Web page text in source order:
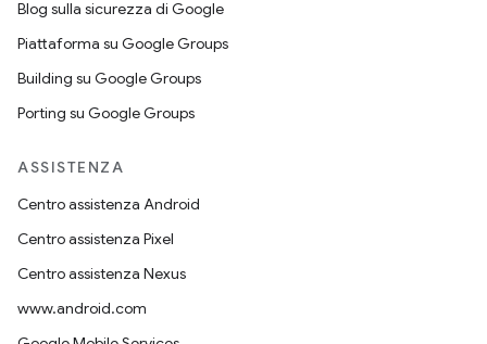
Blog sulla sicurezza di Google
Piattaforma su Google Groups
Building su Google Groups
Porting su Google Groups
ASSISTENZA
Centro assistenza Android
Centro assistenza Pixel
Centro assistenza Nexus
www.android.com